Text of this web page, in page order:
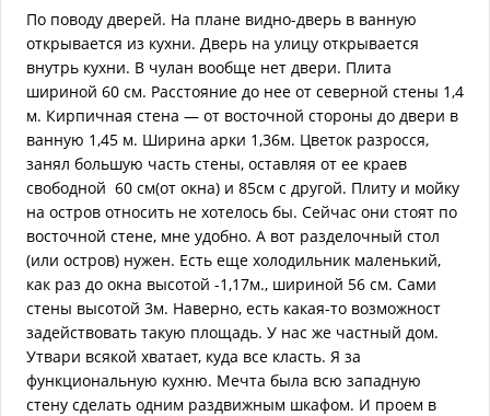
По поводу дверей. На плане видно-дверь в ванную
открывается из кухни. Дверь на улицу открывается
внутрь кухни. В чулан вообще нет двери. Плита
шириной 60 см. Расстояние до нее от северной стены 1,4
м. Кирпичная стена — от восточной стороны до двери в
ванную 1,45 м. Ширина арки 1,36м. Цветок разросся,
занял большую часть стены, оставляя от ее краев
свободной 60 см(от окна) и 85см с другой. Плиту и мойку
на остров относить не хотелось бы. Сейчас они стоят по
восточной стене, мне удобно. А вот разделочный стол
(или остров) нужен. Есть еще холодильник маленький,
как раз до окна высотой -1,17м., шириной 56 см. Сами
стены высотой 3м. Наверно, есть какая-то возможност
задействовать такую площадь. У нас же частный дом.
Утвари всякой хватает, куда все класть. Я за
функциональную кухню. Мечта была всю западную
стену сделать одним раздвижным шкафом. И проем в